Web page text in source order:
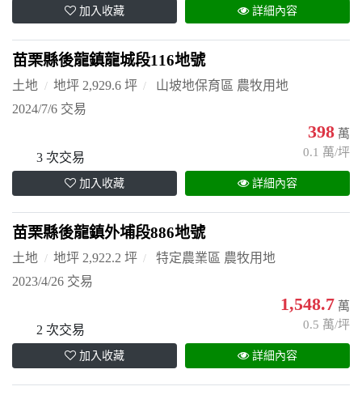
加入收藏 詳細內容
苗栗縣後龍鎮龍城段116地號
土地 地坪 2,929.6 坪
山坡地保育區 農牧用地
2024/7/6 交易
3 次交易
398 萬
0.1 萬/坪
加入收藏 詳細內容
苗栗縣後龍鎮外埔段886地號
土地 地坪 2,922.2 坪
特定農業區 農牧用地
2023/4/26 交易
2 次交易
1,548.7 萬
0.5 萬/坪
加入收藏 詳細內容